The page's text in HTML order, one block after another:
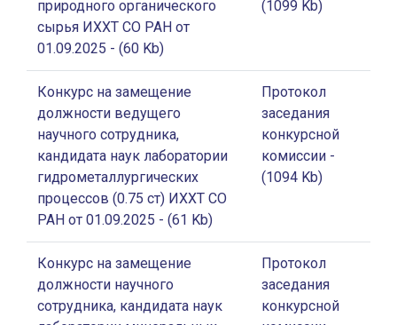
природного органического
сырья ИХХТ СО РАН от
01.09.2025 - (60 Kb)
(1099 Kb)
Конкурс на замещение
должности ведущего
научного сотрудника,
кандидата наук лаборатории
гидрометаллургических
процессов (0.75 ст) ИХХТ СО
РАН от 01.09.2025 - (61 Kb)
Протокол
заседания
конкурсной
комиссии -
(1094 Kb)
Конкурс на замещение
должности научного
сотрудника, кандидата наук
Протокол
заседания
конкурсной